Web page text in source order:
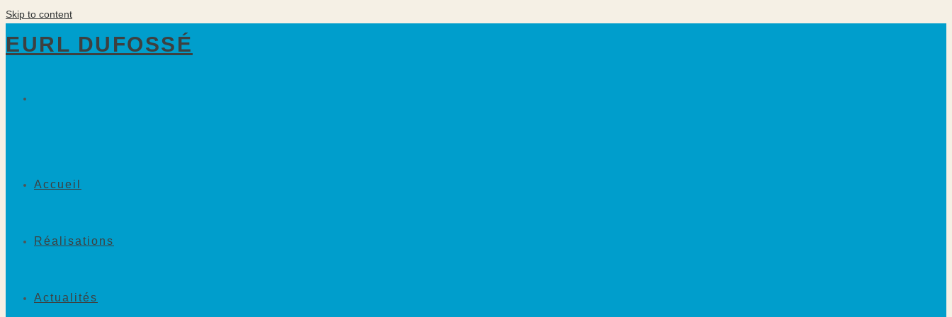
Skip to content
EURL DUFOSSÉ
Accueil
Réalisations
Actualités